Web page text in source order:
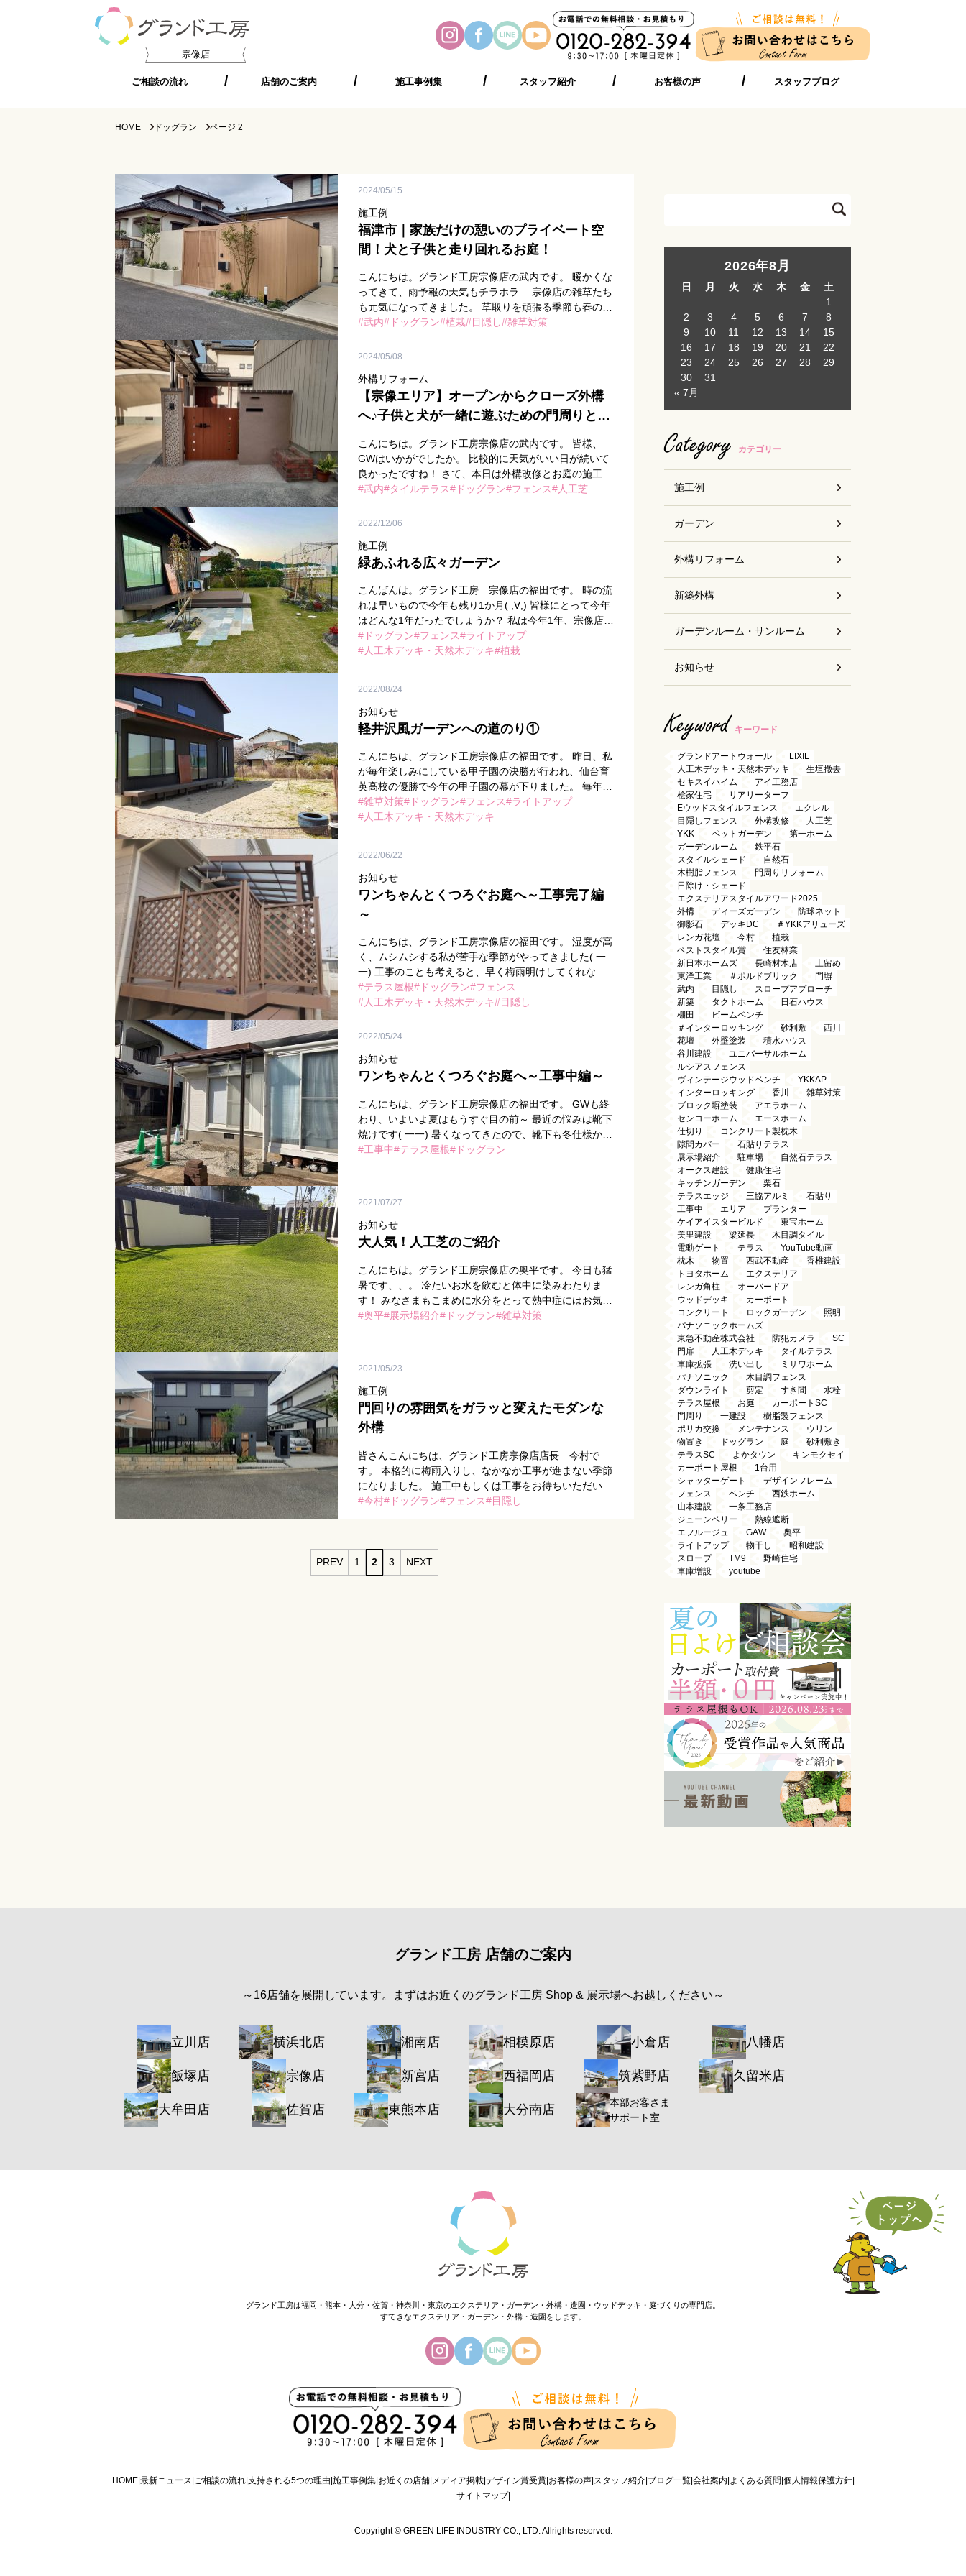
宗像店
ご相談の流れ 店舗のご案内 施工事例集 スタッフ紹介 お客様の声 スタッフブログ
HOME ドッグラン ページ 2
2024/05/15
施工例
福津市｜家族だけの憩いのプライベート空
間！犬と子供と走り回れるお庭！
こんにちは。グランド工房宗像店の武内です。 暖かくな
ってきて、雨予報の天気もチラホラ… 宗像店の雑草たち
も元気になってきました。 草取りを頑張る季節も春の訪
れとともにやってきてしまいました。 さて、本日はクロ
武内 ドッグラン 植栽 目隠し 雑草対策
2024/05/08
外構リフォーム
【宗像エリア】オープンからクローズ外構
へ♪子供と犬が一緒に遊ぶための門周りとお
こんにちは。グランド工房宗像店の武内です。 皆様、
GWはいかがでしたか。 比較的に天気がいい日が続いて
良かったですね！ さて、本日は外構改修とお庭の施工を
させて頂いたT様邸のご紹介です！ 完成したのがこち
武内 タイルテラス ドッグラン フェンス 人工芝
2022/12/06
施工例
緑あふれる広々ガーデン
こんばんは。グランド工房 宗像店の福田です。 時の流
れは早いもので今年も残り1か月( ;∀;) 皆様にとって今年
はどんな1年だったでしょうか？ 私は今年1年、宗像店で
たくさんの素敵な外構・お庭をお客様と一緒に創らせて
いた […]
ドッグラン フェンス
ライトアップ
人工木デッキ・天然木デッキ
植栽
2022/08/24
お知らせ
軽井沢風ガーデンへの道のり①
こんにちは、グランド工房宗像店の福田です。 昨日、私
が毎年楽しみにしている甲子園の決勝が行われ、仙台育
英高校の優勝で今年の甲子園の幕が下りました。 毎年感
じるのですが、高校野球は何が起こるか分からないとこ
ろが一番面白い！ […]
雑草対策 ドッグラン フェンス
ライトアップ
人工木デッキ・天然木デッキ
2022/06/22
お知らせ
ワンちゃんとくつろぐお庭へ～工事完了編
～
こんにちは、グランド工房宗像店の福田です。 湿度が高
く、ムシムシする私が苦手な季節がやってきました( 一
一) 工事のことも考えると、早く梅雨明けしてくれない
かな～と毎日思っています。 さて、本日は先日完成した
福津市の現場 […]
テラス屋根 ドッグラン
フェンス
人工木デッキ・天然木デッキ
目隠し
2022/05/24
お知らせ
ワンちゃんとくつろぐお庭へ～工事中編～
こんにちは、グランド工房宗像店の福田です。 GWも終
わり、いよいよ夏はもうすぐ目の前～ 最近の悩みは靴下
焼けです( 一一) 暑くなってきたので、靴下も冬仕様から
夏仕様の短いものに変えたのですが、現地調査に行くた
工事中 テラス屋根 ドッグラン
2021/07/27
お知らせ
大人気！人工芝のご紹介
こんにちは。グランド工房宗像店の奥平です。 今日も猛
暑です、、。 冷たいお水を飲むと体中に染みわたりま
す！ みなさまもこまめに水分をとって熱中症にはお気を
付けください！！ さて、本日はご要望が多い人工芝をご
奥平 展示場紹介 ドッグラン 雑草対策
2021/05/23
施工例
門回りの雰囲気をガラッと変えたモダンな
外構
皆さんこんにちは、グランド工房宗像店店長 今村で
す。 本格的に梅雨入りし、なかなか工事が進まない季節
になりました。 施工中もしくは工事をお待ちいただいて
いる方にはご迷惑をお掛けいたしますが 何卒ご理解の程
今村 ドッグラン フェンス 目隠し
PREV 1 2 3 NEXT
2026年8月
日 月 火 水 木 金
土
1
2
3 4 5 6 7
8
9
10 11 12 13 14
15
16
17 18 19 20 21
22
23
24 25 26 27 28
29
30
31
« 7月
Category カテゴリー
施工例
ガーデン
外構リフォーム
新築外構
ガーデンルーム・サンルーム
お知らせ
Keyword キーワード
グランドアートウォール
LIXIL
人工木デッキ・天然木デッキ
生垣撤去
セキスイハイム
アイ工務店
桧家住宅
リアリーターフ
Eウッドスタイルフェンス
エクレル
目隠しフェンス
外構改修
人工芝
YKK
ペットガーデン
第一ホーム
ガーデンルーム
鉄平石
スタイルシェード
自然石
木樹脂フェンス
門周りリフォーム
日除け・シェード
エクステリアスタイルアワード2025
外構
ディーズガーデン
防球ネット
御影石
デッキDC
＃YKKアリューズ
レンガ花壇
今村
植栽
ベストスタイル賞
住友林業
新日本ホームズ
長崎材木店
土留め
東洋工業
＃ポルドブリック
門塀
武内
目隠し
スロープアプローチ
新築
タクトホーム
日石ハウス
棚田
ビームベンチ
＃インターロッキング
砂利敷
西川
花壇
外壁塗装
積水ハウス
谷川建設
ユニバーサルホーム
ルシアスフェンス
ヴィンテージウッドベンチ
YKKAP
インターロッキング
香川
雑草対策
ブロック塀塗装
アエラホーム
センコーホーム
エースホーム
仕切り
コンクリート製枕木
隙間カバー
石貼りテラス
展示場紹介
駐車場
自然石テラス
オークス建設
健康住宅
キッチンガーデン
栗石
テラスエッジ
三協アルミ
石貼り
工事中
エリア
プランター
ケイアイスタービルド
東宝ホーム
美里建設
梁延長
木目調タイル
電動ゲート
テラス
YouTube動画
枕木
物置 西武不動産
香椎建設
トヨタホーム
エクステリア
レンガ角柱
オーバードア
ウッドデッキ
カーポート
コンクリート
ロックガーデン
照明
パナソニックホームズ
東急不動産株式会社
防犯カメラ
SC
門扉
人工木デッキ
タイルテラス
車庫拡張
洗い出し
ミサワホーム
パナソニック
木目調フェンス
ダウンライト
剪定 すき間
水栓
テラス屋根
お庭
カーポートSC
門周り
一建設
樹脂製フェンス
ポリカ交換
メンテナンス
ウリン
物置き
ドッグラン 庭
砂利敷き
テラスSC
よかタウン
キンモクセイ
カーポート屋根
1台用
シャッターゲート
デザインフレーム
フェンス
ベンチ
西鉄ホーム
山本建設
一条工務店
ジューンベリー
熱線遮断
エフルージュ
GAW
奥平
ライトアップ
物干し
昭和建設
スロープ
TM9
野崎住宅
車庫増設
youtube
グランド工房 店舗のご案内
～16店舗を展開しています。まずはお近くのグランド工房 Shop & 展示場へお越しください～
立川店 横浜北店 湘南店 相模原店 小倉店 八幡店
飯塚店 宗像店 新宮店 西福岡店 筑紫野店 久留米店
大牟田店 佐賀店 東熊本店 大分南店
本部お客さま
サポート室
グランド工房は福岡・熊本・大分・佐賀・神奈川・東京のエクステリア・ガーデン・外構・造園・ウッドデッキ・庭づくりの専門店。
すてきなエクステリア・ガーデン・外構・造園をします。
HOME 最新ニュース ご相談の流れ 支持される5つの理由 施工事例集 お近くの店舗 メディア掲載 デザイン賞受賞 お客様の声 スタッフ紹介 ブログ一覧 会社案内 よくある質問 個人情報保護方針
サイトマップ
Copyright © GREEN LIFE INDUSTRY CO., LTD. Allrights reserved.